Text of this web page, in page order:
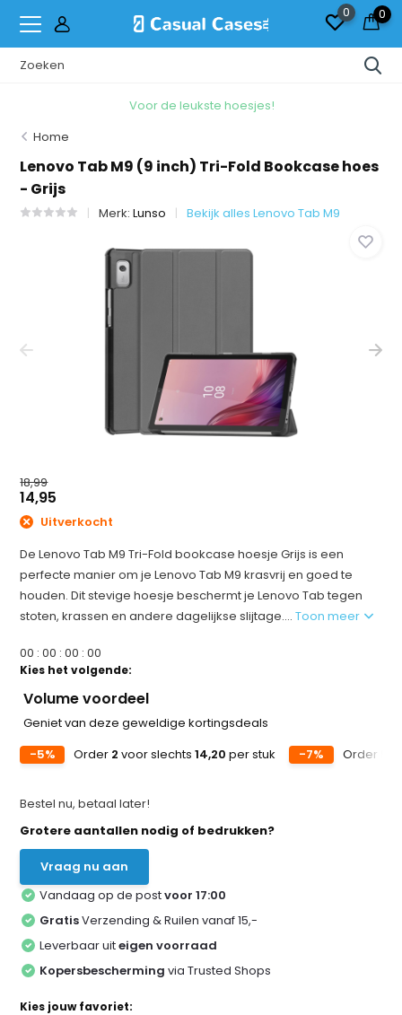
0 0
Voor de leukste hoesjes!
Home
Lenovo Tab M9 (9 inch) Tri-Fold Bookcase hoes
- Grijs
Merk:Lunso Bekijk alles Lenovo Tab M9
18,99
14,95
Uitverkocht
De Lenovo Tab M9 Tri-Fold bookcase hoesje Grijs is een
perfecte manier om je Lenovo Tab M9 krasvrij en goed te
houden. Dit stevige hoesje beschermt je Lenovo Tab tegen
stoten, krassen en andere dagelijkse slijtage....Toon meer
00 :00 :00 :00
Kies het volgende:
Volume voordeel
Geniet van deze geweldige kortingsdeals
-5%
Order 2 voor slechts14,20 per stuk -7% Order
Bestel nu, betaal later!
Grotere aantallen nodig of bedrukken?
Vraag nu aan
Vandaag op de postvoor 17:00
GratisVerzending & Ruilen vanaf 15,-
Leverbaar uiteigen voorraad
Kopersbescherming via Trusted Shops
Kies jouw favoriet: